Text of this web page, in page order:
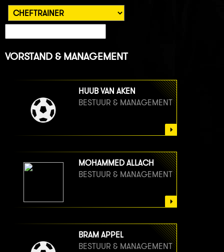
VORSTAND & MANAGEMENT
HUUB VAN AKEN
BESTUUR & MANAGEMENT
MOHAMMED ALLACH
BESTUUR & MANAGEMENT
BRAM APPEL
BESTUUR & MANAGEMENT